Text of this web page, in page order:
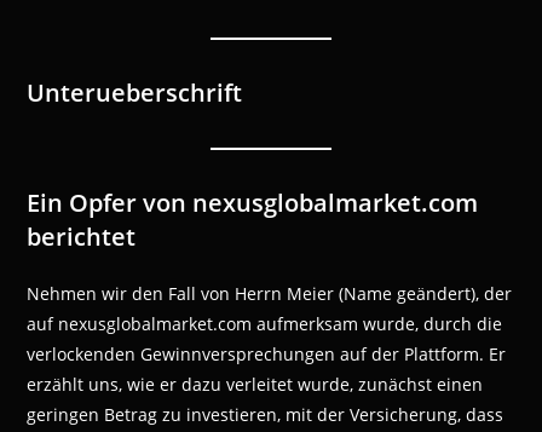
Unterueberschrift
Ein Opfer von nexusglobalmarket.com
berichtet
Nehmen wir den Fall von Herrn Meier (Name geändert), der
auf nexusglobalmarket.com aufmerksam wurde, durch die
verlockenden Gewinnversprechungen auf der Plattform. Er
erzählt uns, wie er dazu verleitet wurde, zunächst einen
geringen Betrag zu investieren, mit der Versicherung, dass